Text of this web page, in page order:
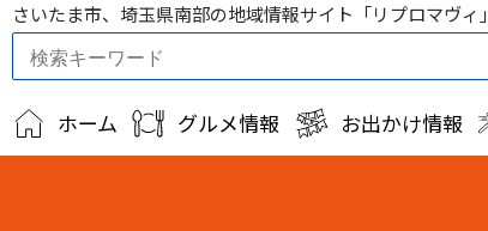
さいたま市、埼玉県南部の地域情報サイト「リプロマヴィ」
ホーム グルメ情報 お出かけ情報